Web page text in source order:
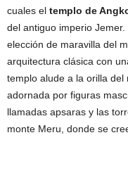
cuales el templo de
del antiguo imperio Jemer.
elección de maravilla del
arquitectura clásica con
templo alude a la orilla
adornada por figuras
llamadas apsaras y las
monte Meru, donde se